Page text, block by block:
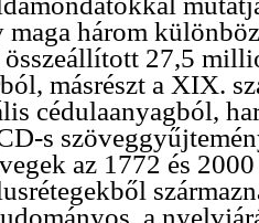
maga három
összeállított 27,5
másrészt a XIX.
cédulaanyagból,
s
az 1772 és
a